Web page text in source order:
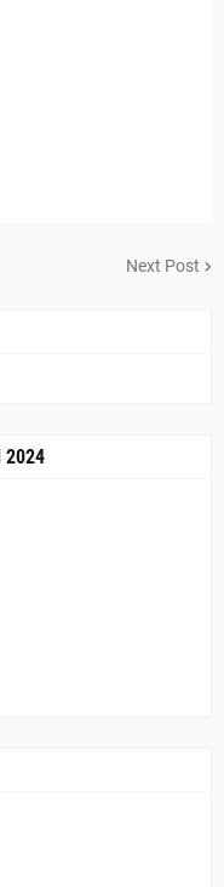
Next Post
2024